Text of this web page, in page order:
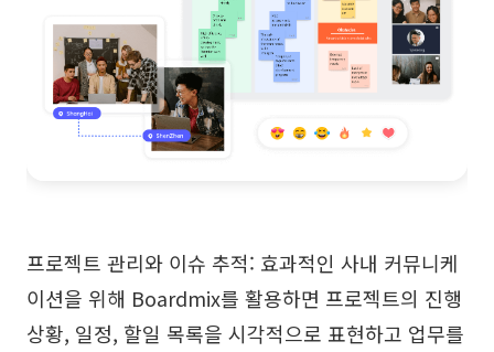
프로젝트 관리와 이슈 추적: 효과적인 사내 커뮤니케
이션을 위해 Boardmix를 활용하면 프로젝트의 진행
상황, 일정, 할일 목록을 시각적으로 표현하고 업무를